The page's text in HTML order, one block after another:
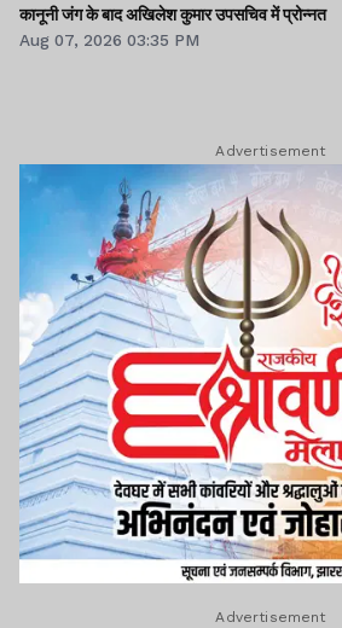
कानूनी जंग के बाद अखिलेश कुमार उपसचिव में प्रोन्नत
Aug 07, 2026 03:35 PM
Advertisement
Advertisement